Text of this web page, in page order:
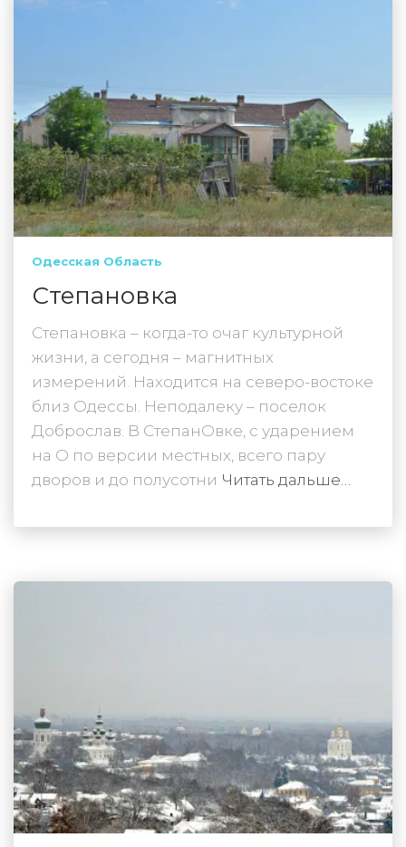
Одесская Область
Степановка
Степановка – когда-то очаг культурной
жизни, а сегодня – магнитных
измерений. Находится на северо-востоке
близ Одессы. Неподалеку – поселок
Доброслав. В СтепанОвке, с ударением
на О по версии местных, всего пару
дворов и до полусотни Читать дальше…